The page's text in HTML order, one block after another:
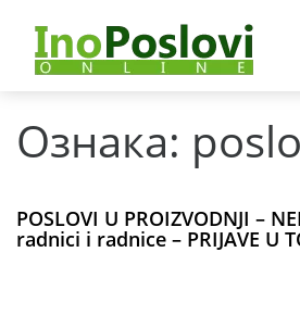
Ознака:
POSLOVI U PROIZVODNJI –
radnici i radnice – PRIJAVE U